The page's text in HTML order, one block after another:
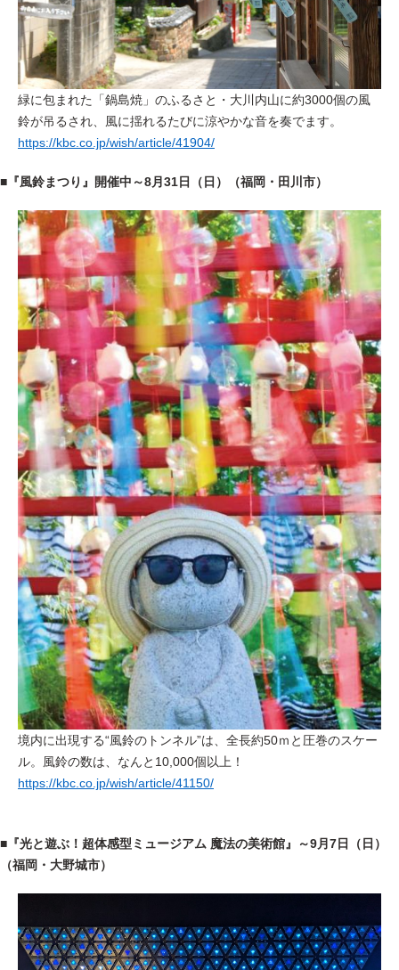
緑に包まれた「鍋島焼」のふるさと・大川内山に約3000個の風
鈴が吊るされ、風に揺れるたびに涼やかな音を奏でます。
https://kbc.co.jp/wish/article/41904/
■『風鈴まつり』開催中～8月31日（日）（福岡・田川市）
境内に出現する“風鈴のトンネル”は、全長約50ｍと圧巻のスケー
ル。風鈴の数は、なんと10,000個以上！
https://kbc.co.jp/wish/article/41150/
■『光と遊ぶ！超体感型ミュージアム 魔法の美術館』～9月7日（日）
（福岡・大野城市）